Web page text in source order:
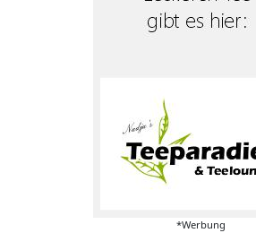
*Werbung